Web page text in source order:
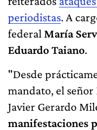
periodistas. A
federal María
Eduardo Taiano.
"Desde
mandato, el señor
Javier Gerardo
manifestaciones